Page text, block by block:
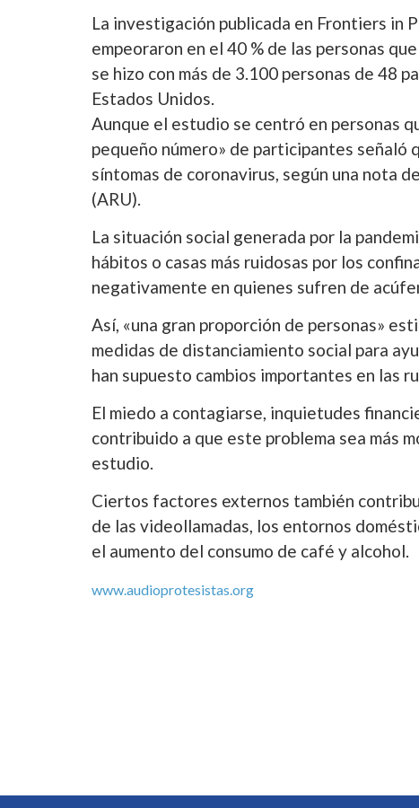
La investigación publicada en Frontiers in
empeoraron en el 40 % de las personas
se hizo con más de 3.100 personas de 48
Estados Unidos.
Aunque el estudio se centró en personas
pequeño número» de participantes
síntomas de coronavirus, según una nota
(ARU).
La situación social generada por la
hábitos o casas más ruidosas por los
negativamente en quienes sufren de
Así, «una gran proporción de personas»
medidas de distanciamiento social para
han supuesto cambios importantes en las
El miedo a contagiarse, inquietudes
contribuido a que este problema sea más
estudio.
Ciertos factores externos también
de las videollamadas, los entornos
el aumento del consumo de café y alcohol.
www.audioprotesistas.org